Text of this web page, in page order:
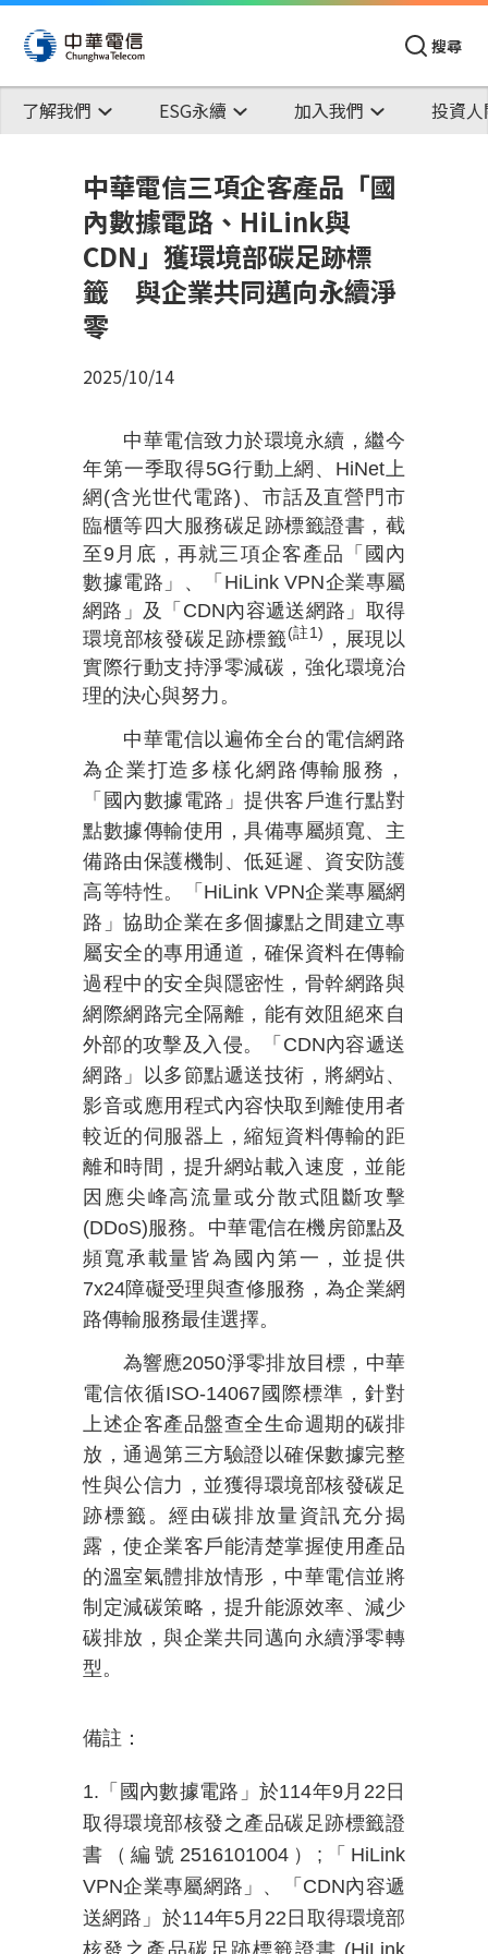
搜尋
了解我們 ESG永續 加入我們 投資
中華電信三項企客產品「國
內數據電路、HiLink與
CDN」獲環境部碳足跡標
籤 與企業共同邁向永續淨
零
2025/10/14
中華電信致力於環境永續，繼今
年第一季取得5G行動上網、 HiNet上
網 (含光世代電路) 、市話及直營門市
臨櫃等四大服務碳足跡標籤證書，截
至9 月底，再就三項企客產品「國內
數據電路」、「 HiLink VPN企業專屬
網路」及「 CDN內容遞送網路」取得
環境部核發碳足跡標籤 (註 1)
，展現以
實際行動支持淨零減碳，強化環境治
理的決心與努力。
中華電信以遍佈全台的電信網路
為企業打造多樣化網路傳輸服務，
「國內數據電路」提供客戶進行點對
點數據傳輸使用，具備專屬頻寬、主
備路由保護機制、低延遲、資安防護
高等特性。「 HiLink VPN企業專屬網
路」協助企業在多個據點之間建立專
屬安全的專用通道，確保資料在傳輸
過程中的安全與隱密性，骨幹網路與
網際網路完全隔離，能有效阻絕來自
外部的攻擊及入侵。「 CDN內容遞送
網路」以多節點遞送技術，將網站、
影音或應用程式內容快取到離使用者
較近的伺服器上，縮短資料傳輸的距
離和時間，提升網站載入速度，並能
因應尖峰高流量或分散式阻斷攻擊
(DDoS)服務。中華電信在機房節點及
頻寬承載量皆為國內第一，並提供
7x24障礙受理與查修服務，為企業網
路傳輸服務最佳選擇。
為響應2050淨零排放目標，中華
電信依循ISO-14067 國際標準，針對
上述企客產品盤查全生命週期的碳排
放，通過第三方驗證以確保數據完整
性與公信力，並獲得環境部核發碳足
跡標籤。經由碳排放量資訊充分揭
露，使企業客戶能清楚掌握使用產品
的溫室氣體排放情形，中華電信並將
制定減碳策略，提升能源效率、減少
碳排放，與企業共同邁向永續淨零轉
型。
備註：
1.「 國內數據電路」於114年9月 22 日
取得環境部核發之產品碳足跡標籤證
書（編號 2516101004） ; 「 HiLink
VPN企業專屬網路」、「 CDN內容遞
送網路」於114年5月 22 日取得環境部
核發之產品碳足跡標籤證書 (HiLink